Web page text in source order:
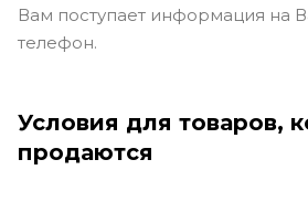
Вам поступает информация на
телефон.
Условия для товаров,
продаются